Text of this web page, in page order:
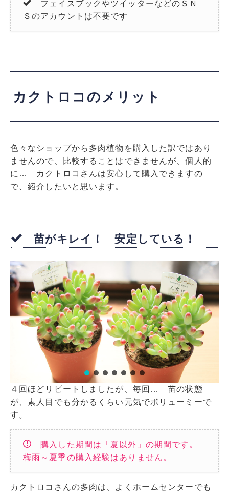
フェイスブックやツイッターなどのＳＮ
Ｓのアカウントは不要です
カクトロコのメリット
色々なショップから多肉植物を購入した訳ではあり
ませんので、比較することはできませんが、個人的
に… カクトロコさんは安心して購入できますの
で、紹介したいと思います。
苗がキレイ！ 安定している！
４回ほどリピートしましたが、毎回… 苗の状態
が、素人目でも分かるくらい元気でボリューミーで
す。
購入した期間は「夏以外」の期間です。
梅雨～夏季の購入経験はありません。
カクトロコさんの多肉は、よくホームセンターでも